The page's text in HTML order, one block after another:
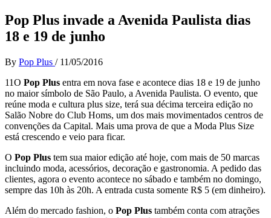
Pop Plus invade a Avenida Paulista dias
18 e 19 de junho
By Pop Plus / 11/05/2016
11O Pop Plus entra em nova fase e acontece dias 18 e 19 de junho
no maior símbolo de São Paulo, a Avenida Paulista. O evento, que
reúne moda e cultura plus size, terá sua décima terceira edição no
Salão Nobre do Club Homs, um dos mais movimentados centros de
convenções da Capital. Mais uma prova de que a Moda Plus Size
está crescendo e veio para ficar.
O Pop Plus tem sua maior edição até hoje, com mais de 50 marcas
incluindo moda, acessórios, decoração e gastronomia. A pedido das
clientes, agora o evento acontece no sábado e também no domingo,
sempre das 10h às 20h. A entrada custa somente R$ 5 (em dinheiro).
Além do mercado fashion, o Pop Plus também conta com atrações